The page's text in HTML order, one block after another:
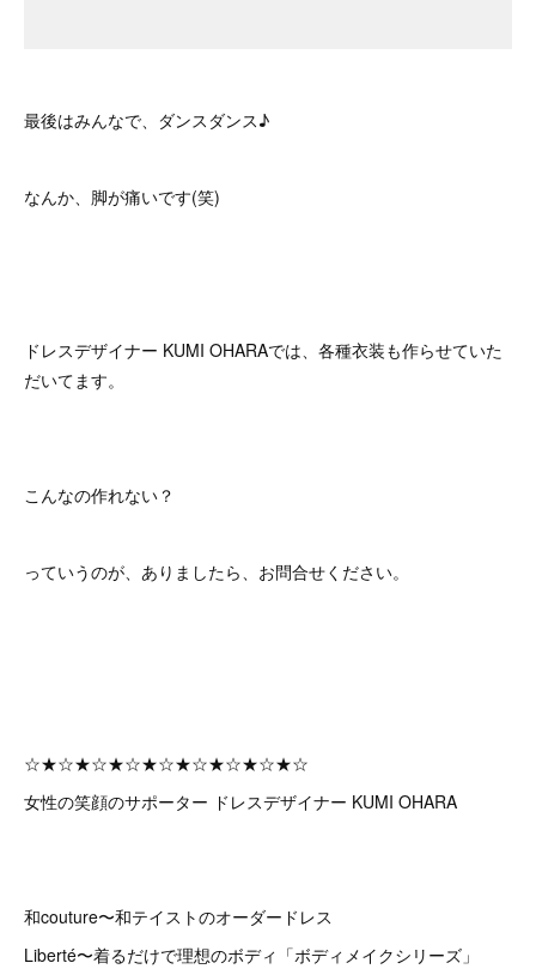
最後はみんなで、ダンスダンス♪
なんか、脚が痛いです(笑)
ドレスデザイナー KUMI OHARAでは、各種衣装も作らせていた
だいてます。
こんなの作れない？
っていうのが、ありましたら、お問合せください。
☆★☆★☆★☆★☆★☆★☆★☆★☆
女性の笑顔のサポーター ドレスデザイナー KUMI OHARA
和couture〜和テイストのオーダードレス
Liberté〜着るだけで理想のボディ「ボディメイクシリーズ」